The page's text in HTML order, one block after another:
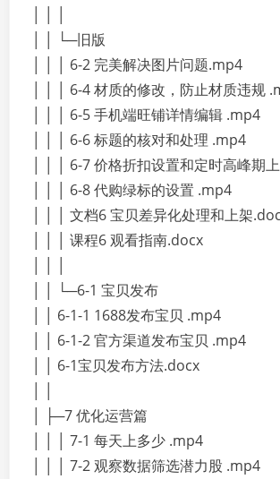
│ │ └─旧版
│ │ │ 6-2 完美解决图片问题.mp4
│ │ │ 6-4 材质的修改，防止材质违规
│ │ │ 6-5 手机端旺铺详情编辑 .mp4
│ │ │ 6-6 标题的核对和处理 .mp4
│ │ │ 6-7 价格折扣设置和定时高峰期
│ │ │ 6-8 代购绿标的设置 .mp4
│ │ │ 文档6 宝贝差异化处理和上架
│ │ │ 课程6 观看指南.docx
│ │ └─6-1 宝贝发布
│ │ 6-1-1 1688发布宝贝 .mp4
│ │ 6-1-2 官方渠道发布宝贝 .mp4
│ │ 6-1宝贝发布方法.docx
│ ├─7 优化运营篇
│ │ │ 7-1 每天上多少 .mp4
│ │ │ 7-2 观察数据筛选潜力股 .mp4